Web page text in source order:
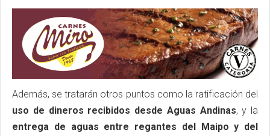
Además, se tratarán otros puntos como la ratificación del
uso de dineros recibidos desde Aguas Andinas, y la
entrega de aguas entre regantes del Maipo y del